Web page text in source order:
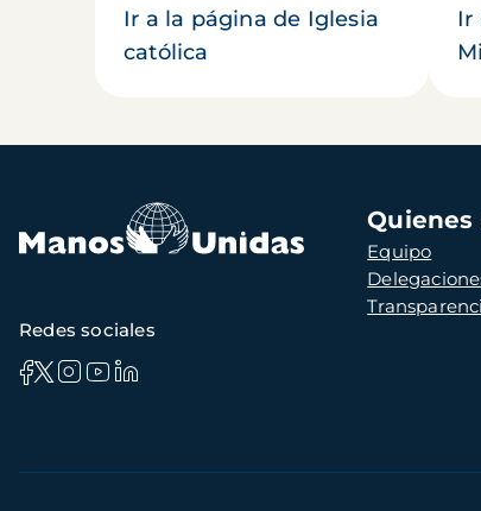
Ir a la página de Iglesia
católica
Ir
Navegación
principal
Quienes
Equipo
Redes sociales